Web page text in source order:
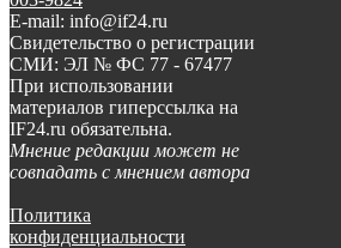
E-mail: info@if24.ru
Свидетельство о регистрации
СМИ: ЭЛ № ФС 77 - 67477
При использовании
материалов гиперссылка на
IF24.ru обязательна.
Мнение редакции может не
совпадать с мнением автора
Политика
конфиденциальности